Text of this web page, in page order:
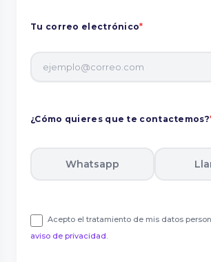
Tu correo electrónico*
¿Cómo quieres que te contactemos?
Whatsapp
Acepto el tratamiento de mis datos
aviso de privacidad.